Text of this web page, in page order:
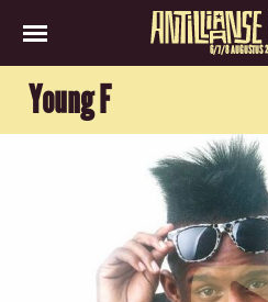
6/7/8 AUGUSTUS
Young F